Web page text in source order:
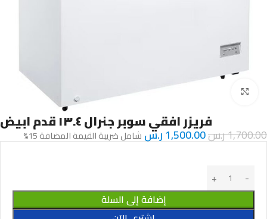
فريزر افقي سوبر جنرال ١٣.٤ قدم ابيض
1,700.00ر.س1,500.00ر.س شامل ضريبة القيمة المضافة 15%
إضافة إلى السلة